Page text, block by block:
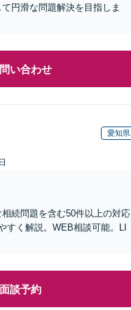
円滑な問題解決を目指しま
い合わせ
愛知県
続問題を含む50件以上の対応
すく解説。WEB相談可能。LI
談予約